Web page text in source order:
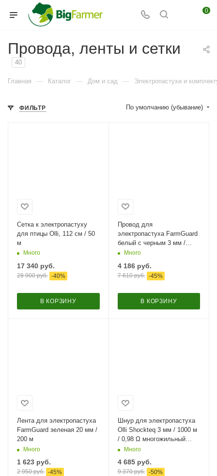
0
Провода, ленты и сетки
40
Главная — Каталог — Дом и сад — Электропастухи и
ФИЛЬТР По умолчанию (убывание)
Сетка к электропастуху
для птицы Olli, 112 см / 50
м
Много
17 340 руб.
28 900руб. -40%
В КОРЗИНУ
Провод для
электропастуха FarmGuard
белый с черным 3 мм /
1000 м / 5x0,2 мм SS+1х0,2
Много
4 186руб.
7 610руб. -45%
В КОРЗИНУ
Лента для электропастуха
FarmGuard зеленая 20 мм /
200 м
Много
1 623 руб.
2 950руб. -45%
Шнур для электропастуха
Olli Shockteq 3 мм / 1000 м
/ 0,98 Ω многожильный
Super-6,
Много
4 685руб.
9 370руб. -50%